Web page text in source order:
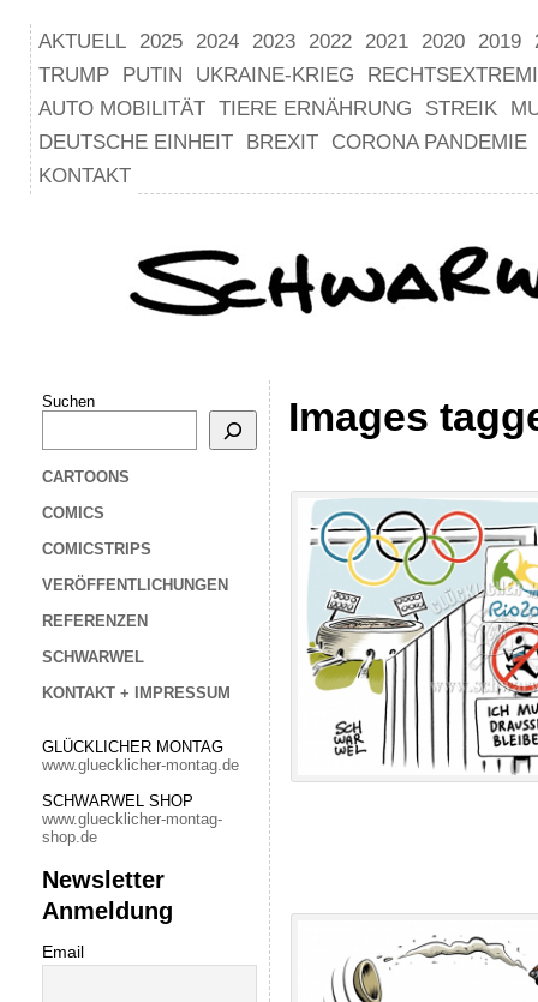
AKTUELL 2025 2024 2023 2022 2021 2020 2019
TRUMP
PUTIN UKRAINE-KRIEG
AUTO MOBILITÄT TIERE ERNÄHRUNG STREIK
DEUTSCHE EINHEIT
BREXIT
CORONA PANDEMIE
KONTAKT
Suchen
CARTOONS
COMICS
COMICSTRIPS
VERÖFFENTLICHUNGEN
REFERENZEN
SCHWARWEL
KONTAKT + IMPRESSUM
GLÜCKLICHER MONTAG
www.gluecklicher-montag.de
SCHWARWEL SHOP
www.gluecklicher-montag-
shop.de
Newsletter
Anmeldung
Email
Images